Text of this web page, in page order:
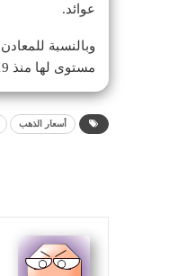
عوائد.
مستوى لها منذ 19 سبتمبر. وهبط البلاتين 0.5 بالمئة إلى 933.10 دولار. ونزل البلاديوم 0.8 بالمئة إلى 925.75 دولار.
أسعار الذهب